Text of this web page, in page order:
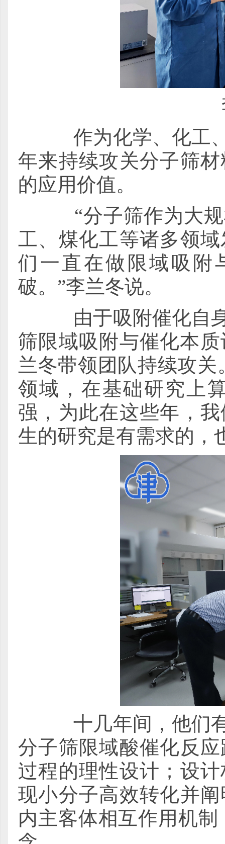
作为化学、化工、
年来持续攻关分子筛
的应用价值。
“分子筛作为大规
工、煤化工等诸多领
们一直在做限域吸附
破。”李兰冬说。
由于吸附催化自身
筛限域吸附与催化本
兰冬带领团队持续攻
领域，在基础研究上
强，为此在这些年，
生的研究是有需求的，
十几年间，他们有
分子筛限域酸催化反
过程的理性设计；设
现小分子高效转化并
内主客体相互作用机